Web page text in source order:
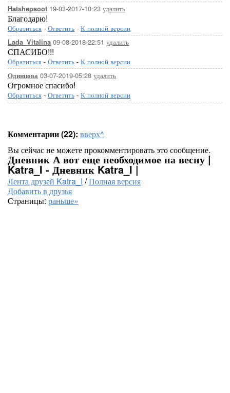
Hatshepsoot 19-03-2017-10:23 удалить
Благодарю!
Обратиться - Ответить - К полной версии
Lada_Vitalina 09-08-2018-22:51 удалить
СПАСИБО!!!
Обратиться - Ответить - К полной версии
Одинцова 03-07-2019-05:28 удалить
Огромное спасибо!
Обратиться - Ответить - К полной версии
Комментарии (22): вверх^
Вы сейчас не можете прокомментировать это сообщение.
Дневник А вот еще необходимое на весну |
Katra_I - Дневник Katra_I |
Лента друзей Katra_I /Полная версия
Добавить в друзья
Страницы: раньше»